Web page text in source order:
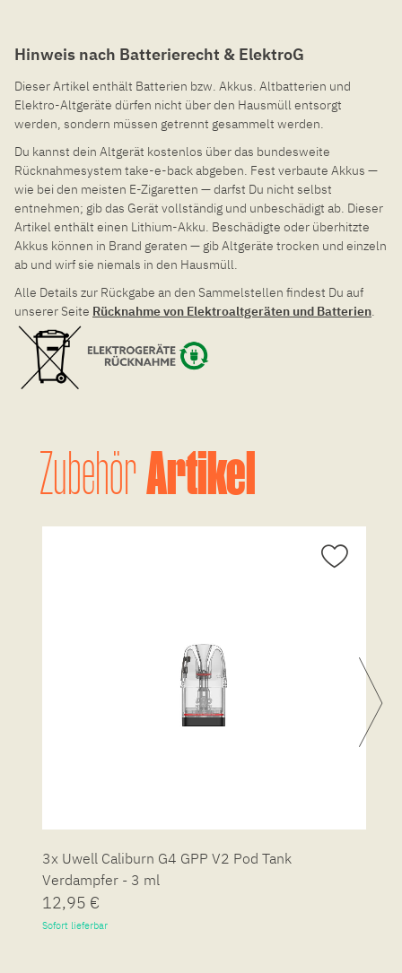
Hinweis nach Batterierecht & ElektroG
Dieser Artikel enthält Batterien bzw. Akkus. Altbatterien und
Elektro-Altgeräte dürfen nicht über den Hausmüll entsorgt
werden, sondern müssen getrennt gesammelt werden.
Du kannst dein Altgerät kostenlos über das bundesweite
Rücknahmesystem take-e-back abgeben. Fest verbaute Akkus —
wie bei den meisten E-Zigaretten — darfst Du nicht selbst
entnehmen; gib das Gerät vollständig und unbeschädigt ab. Dieser
Artikel enthält einen Lithium-Akku. Beschädigte oder überhitzte
Akkus können in Brand geraten — gib Altgeräte trocken und einzeln
ab und wirf sie niemals in den Hausmüll.
Alle Details zur Rückgabe an den Sammelstellen findest Du auf
unserer Seite Rücknahme von Elektroaltgeräten und Batterien.
ZubehörArtikel
3x Uwell Caliburn G4 GPP V2 Pod Tank
Verdampfer - 3 ml
12,95 €
Sofort lieferbar